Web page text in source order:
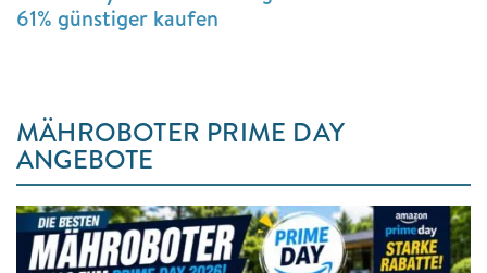
61% günstiger kaufen
MÄHROBOTER PRIME DAY
ANGEBOTE